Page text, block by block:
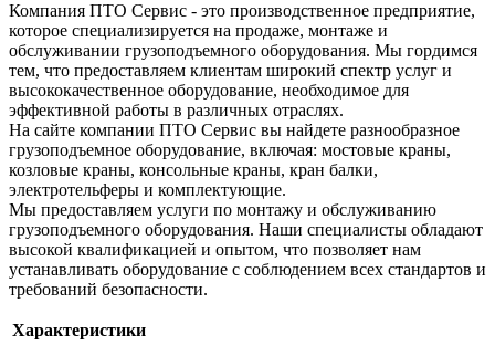
Компания ПТО Сервис - это производственное предприятие,
которое специализируется на продаже, монтаже и
обслуживании грузоподъемного оборудования. Мы гордимся
тем, что предоставляем клиентам широкий спектр услуг и
высококачественное оборудование, необходимое для
эффективной работы в различных отраслях.
На сайте компании ПТО Сервис вы найдете разнообразное
грузоподъемное оборудование, включая: мостовые краны,
козловые краны, консольные краны, кран балки,
электротельферы и комплектующие.
Мы предоставляем услуги по монтажу и обслуживанию
грузоподъемного оборудования. Наши специалисты обладают
высокой квалификацией и опытом, что позволяет нам
устанавливать оборудование с соблюдением всех стандартов и
требований безопасности.
Характеристики